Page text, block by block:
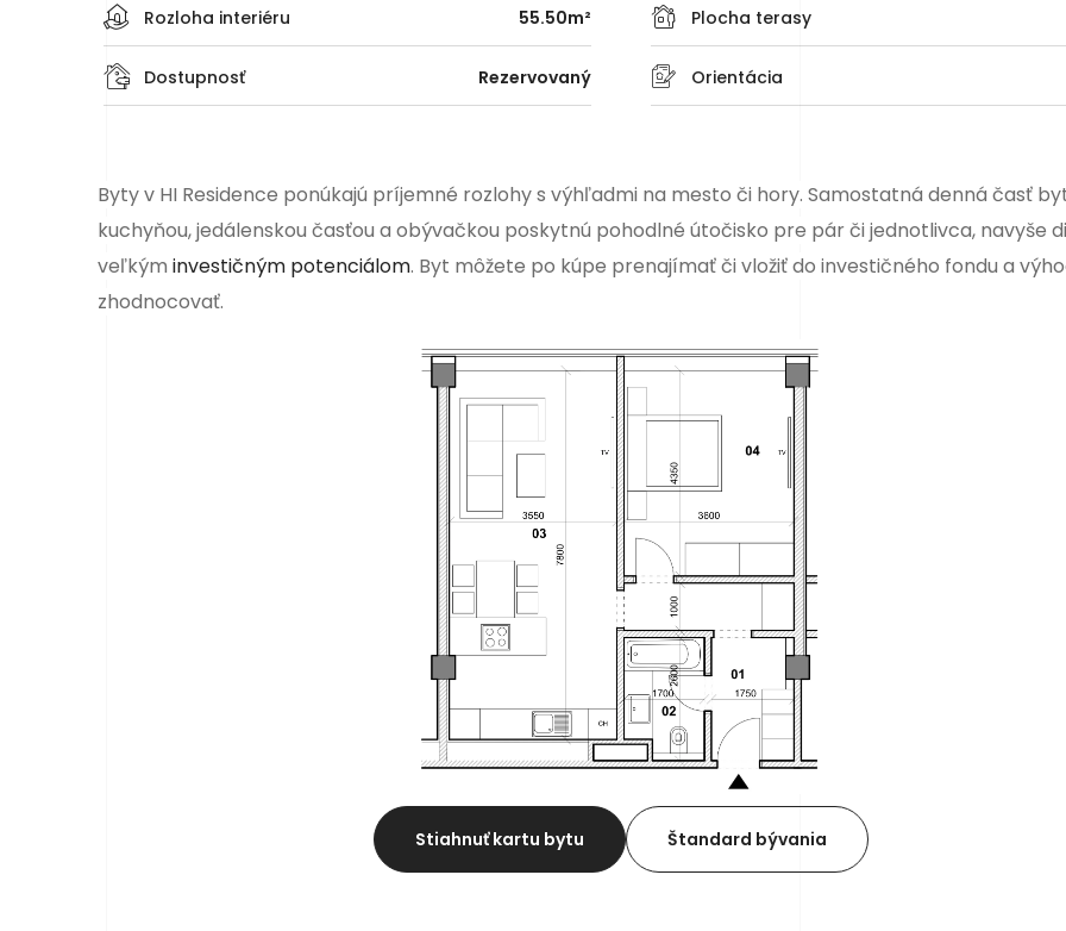
Rozloha interiéru 55.50m²
Dostupnosť Rezervovaný Orientácia
Plocha terasy
Byty v HI Residence ponúkajú príjemné rozlohy s výhľadmi na mesto či hory. Samostatná denná časť
kuchyňou, jedálenskou časťou a obývačkou poskytnú pohodlné útočisko pre pár či jednotlivca, navyše
veľkým investičným potenciálom. Byt môžete po kúpe prenajímať či vložiť do investičného fondu a
zhodnocovať.
Stiahnuť kartu bytu Štandard bývania